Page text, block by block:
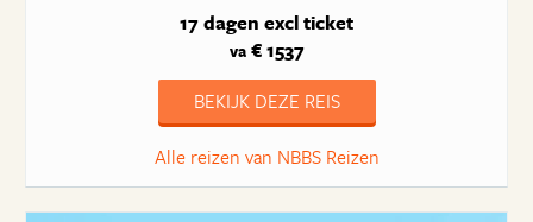
17 dagen excl ticket
va€ 1537
BEKIJK DEZE REIS
Alle reizen van NBBS Reizen